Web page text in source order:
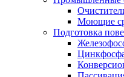
Моющие
Подготовка